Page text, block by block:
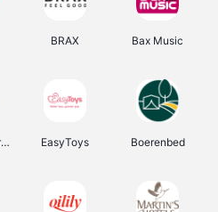
BRAX Bax Music
Centrum Voor Avondonderwijs EasyToys Boerenbed